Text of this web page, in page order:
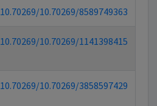
10.70269/10.70269/8589749363
10.70269/10.70269/1141398415
10.70269/10.70269/3858597429